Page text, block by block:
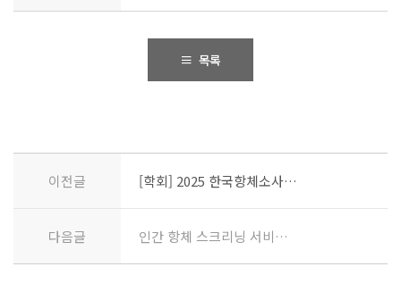
목록
이전글 [학회] 2025 한국항체소사이어티
다음글 인간 항체 스크리닝 서비스 종류